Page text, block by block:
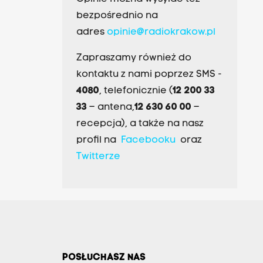
bezpośrednio na
adres opinie@radiokrakow.pl
Zapraszamy również do
kontaktu z nami poprzez SMS -
4080, telefonicznie (12 200 33
33– antena,12 630 60 00 –
recepcja), a także na nasz
profil na Facebookuoraz
Twitterze
POSŁUCHASZ NAS